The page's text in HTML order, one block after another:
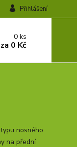
Přihlášení
0ks
za 0 Kč
nosného
na přední